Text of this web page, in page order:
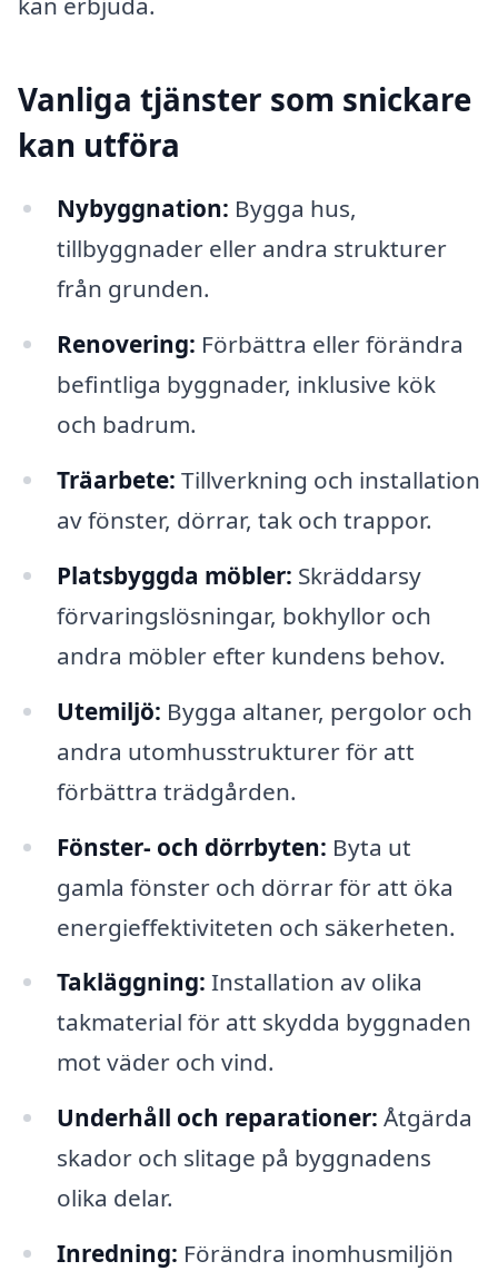
Vanliga tjänster som snickare
kan utföra
Nybyggnation: Bygga hus,
tillbyggnader eller andra strukturer
från grunden.
Renovering: Förbättra eller förändra
befintliga byggnader, inklusive kök
och badrum.
Träarbete: Tillverkning och installation
av fönster, dörrar, tak och trappor.
Platsbyggda möbler: Skräddarsy
förvaringslösningar, bokhyllor och
andra möbler efter kundens behov.
Utemiljö: Bygga altaner, pergolor och
andra utomhusstrukturer för att
förbättra trädgården.
Fönster- och dörrbyten: Byta ut
gamla fönster och dörrar för att öka
energieffektiviteten och säkerheten.
Takläggning: Installation av olika
takmaterial för att skydda byggnaden
mot väder och vind.
Underhåll och reparationer: Åtgärda
skador och slitage på byggnadens
olika delar.
Inredning: Förändra inomhusmiljön